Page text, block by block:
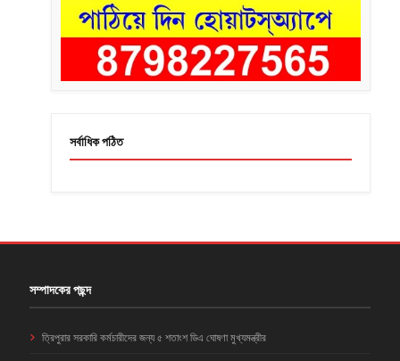
সর্বাধিক পঠিত
সম্পাদকের পছন্দ
ত্রিপুরার সরকারি কর্মচারীদের জন্য ৫ শতাংশ ডিএ ঘোষণা মুখ্যমন্ত্রীর